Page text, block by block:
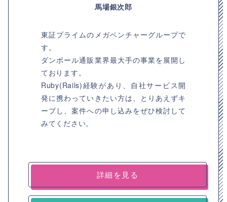
馬場銀次郎
東証プライムのメガベンチャーグループで
す。
ダンボール通販業界最大手の事業を展開し
ております。
Ruby(Rails)経験があり、自社サービス開
発に携わっていきたい方は、とりあえずキ
ープし、案件への申し込みをぜひ検討して
みてください。
詳細を見る